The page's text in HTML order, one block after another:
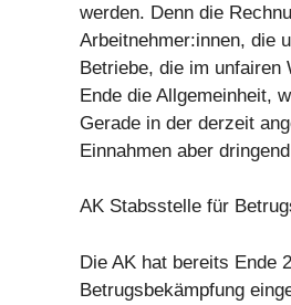
werden. Denn die
Arbeitnehmer:innen, die
Betriebe, die im unfairen
Ende die Allgemeinheit,
Gerade in der derzeit
Einnahmen aber
AK Stabsstelle für
Die AK hat bereits Ende
Betrugsbekämpfung